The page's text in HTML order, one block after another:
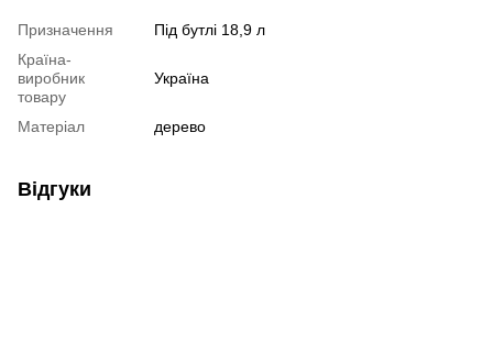
Призначення
Під бутлі 18,9 л
Країна-
виробник
товару
Україна
Матеріал дерево
Відгуки